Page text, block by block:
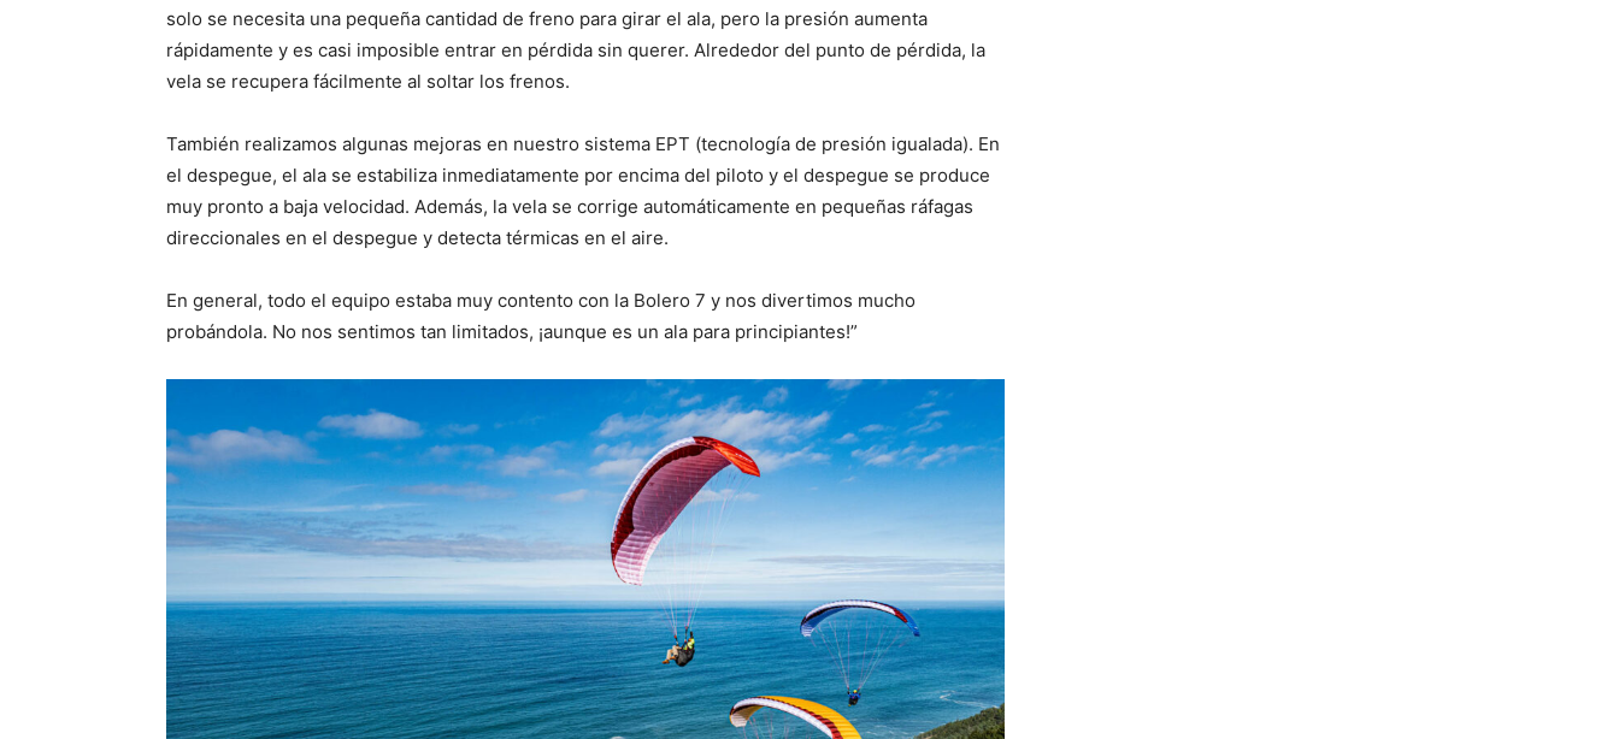
solo se necesita una pequeña cantidad de freno para girar el ala, pero la presión aumenta
rápidamente y es casi imposible entrar en pérdida sin querer. Alrededor del punto de pérdida, la
vela se recupera fácilmente al soltar los frenos.
También realizamos algunas mejoras en nuestro sistema EPT (tecnología de presión igualada). En
el despegue, el ala se estabiliza inmediatamente por encima del piloto y el despegue se produce
muy pronto a baja velocidad. Además, la vela se corrige automáticamente en pequeñas ráfagas
direccionales en el despegue y detecta térmicas en el aire.
En general, todo el equipo estaba muy contento con la Bolero 7 y nos divertimos mucho
probándola. No nos sentimos tan limitados, ¡aunque es un ala para principiantes!”